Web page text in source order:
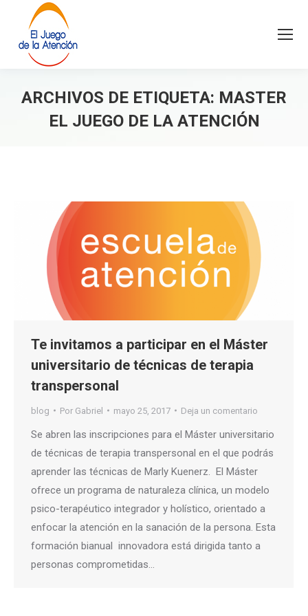
ARCHIVOS DE ETIQUETA: MASTER
EL JUEGO DE LA ATENCIÓN
Te invitamos a participar en el Máster
universitario de técnicas de terapia
transpersonal
blog Por Gabriel mayo 25, 2017 Deja un comentario
Se abren las inscripciones para el Máster universitario
de técnicas de terapia transpersonal en el que podrás
aprender las técnicas de Marly Kuenerz. El Máster
ofrece un programa de naturaleza clínica, un modelo
psico-terapéutico integrador y holístico, orientado a
enfocar la atención en la sanación de la persona. Esta
formación bianual innovadora está dirigida tanto a
personas comprometidas…